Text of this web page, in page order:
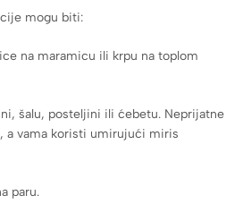
mogu biti:
na maramicu ili krpu na toplom
šalu, posteljini ili ćebetu. Neprijatne
a vama koristi umirujući miris
paru.